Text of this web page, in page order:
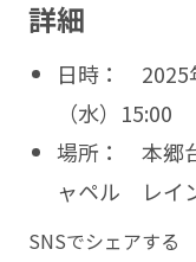
詳細
日時： 2025
（水）15:00
場所： 本郷
ャペル レイ
SNSでシェアする